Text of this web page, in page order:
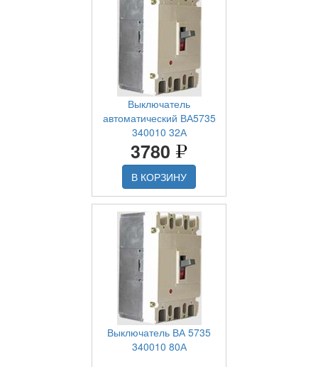
Выключатель
автоматический ВА5735
340010 32А
3780
В КОРЗИНУ
Выключатель ВА 5735
340010 80А